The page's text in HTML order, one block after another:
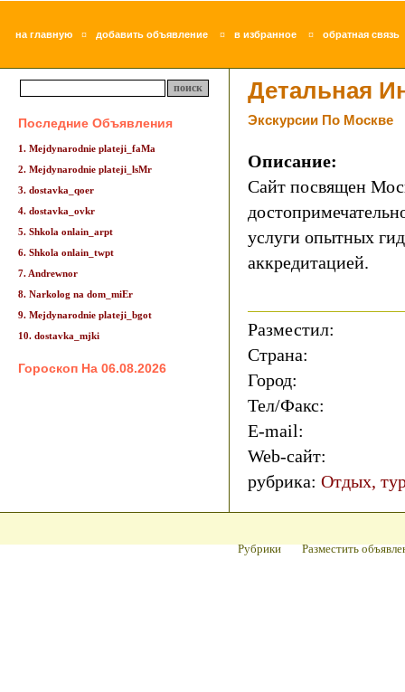
на главную ¤ добавить объявление ¤ в избранное ¤ обратная связь
Последние Объявления
1. Mejdynarodnie plateji_faMa
2. Mejdynarodnie plateji_lsMr
3. dostavka_qoer
4. dostavka_ovkr
5. Shkola onlain_arpt
6. Shkola onlain_twpt
7. Andrewnor
8. Narkolog na dom_miEr
9. Mejdynarodnie plateji_bgot
10. dostavka_mjki
Гороскоп На 06.08.2026
Детальная
Экскурсии По Москве
Описание:
Сайт посвящен
услуги опытных
аккредитацией.
Разместил:
Страна:
Город:
Тел/Факс:
E-mail:
Web-сайт:
рубрика: Отдых,
Рубрики Разместить